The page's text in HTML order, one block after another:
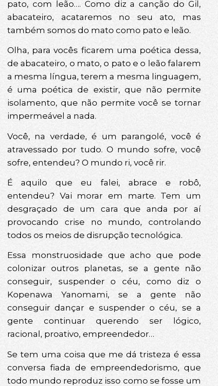
pato, com leão…. Como diz a canção do Gil,
abacateiro, acataremos no seu ato, mas
também somos do mato como pato e leão.
Olha, para vocês ficarem uma poética dessa,
de abacateiro, o mato, o pato e o leão falarem
a mesma língua, terem a mesma linguagem,
é uma poética de existir, que não permite
isolamento, que não permite você se tornar
impermeável a nada.
Você, na verdade, é um parangolé, você é
atravessado por tudo. O mundo sofre, você
sofre, entendeu? O mundo ri, você rir.
É aquilo que eu falei, abrace e robô,
entendeu? Vai morar em marte. Tem um
desgraçado de um cara que anda por aí
provocando crise no mundo, controlando
todos os meios de disrupção tecnológica.
Essa monstruosidade que acho que pode
colonizar outros planetas, se a gente não
conseguir, suspender o céu, como diz o
Kopenawa Yanomami, se a gente não
conseguir dançar e suspender o céu, se a
gente continuar querendo ser lógico,
racional, proativo, empreendedor…
Se tem uma coisa que me dá tristeza é essa
conversa fiada de empreendedorismo, que
todo mundo reproduz isso como se fosse um